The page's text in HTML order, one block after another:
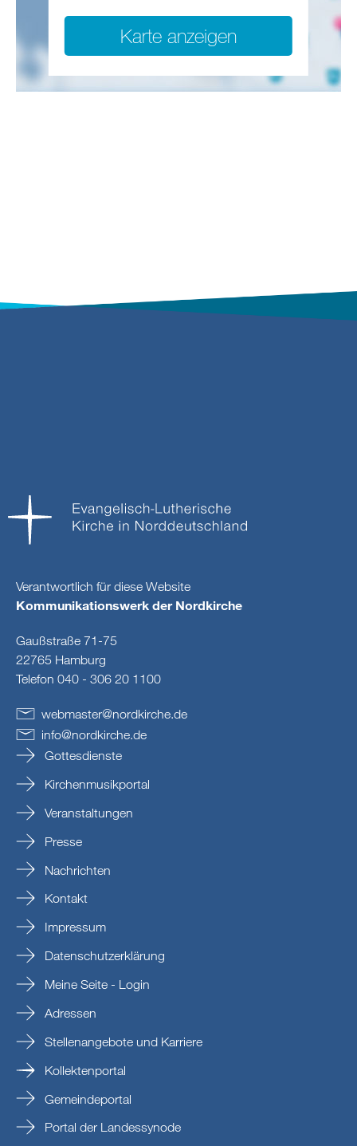
Karte anzeigen
Verantwortlich für diese Website
Kommunikationswerk der Nordkirche
Gaußstraße 71-75
22765 Hamburg
Telefon 040 - 306 20 1100
webmaster@nordkirche.de
info@nordkirche.de
Gottesdienste
Kirchenmusikportal
Veranstaltungen
Presse
Nachrichten
Kontakt
Impressum
Datenschutzerklärung
Meine Seite - Login
Adressen
Stellenangebote und Karriere
Kollektenportal
Gemeindeportal
Portal der Landessynode